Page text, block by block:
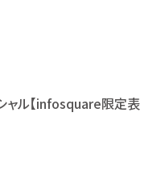
ル【infosquare限定表